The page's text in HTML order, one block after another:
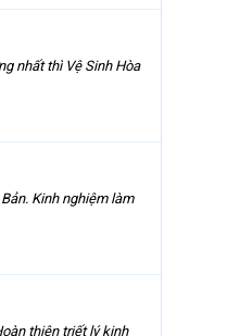
nhất thì Vệ Sinh Hòa
Kinh nghiệm làm
thiện triết lý kinh